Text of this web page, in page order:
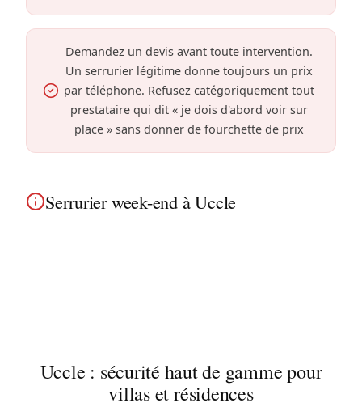
Demandez un devis avant toute intervention.
Un serrurier légitime donne toujours un prix
par téléphone. Refusez catégoriquement tout
prestataire qui dit « je dois d'abord voir sur
place » sans donner de fourchette de prix
Serrurier week-end à Uccle
Uccle : sécurité haut de gamme pour
villas et résidences